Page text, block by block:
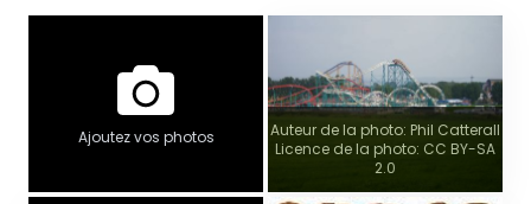
Ajoutez vos photos
Auteur de la photo: Phil Catterall
Licence de la photo: CC BY-SA
2.0